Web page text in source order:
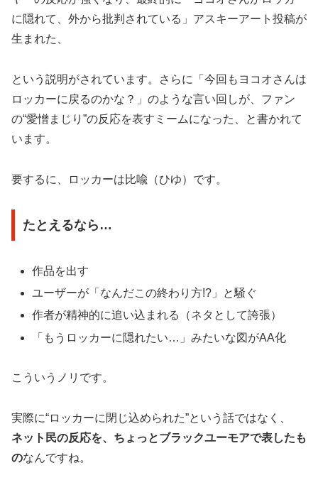
に隠れて、外から批判されている」アスキーアート投稿が
生まれた、
という説明がされています。さらに「今回もヨコオさんは
ロッカーに戻るのかな？」のような言い回しが、ファン
の“愛憎まじり”の反応を表すミームになった、と書かれて
います。
要するに、ロッカーは比喩（ひゆ）です。
たとえるなら…
作品を出す
ユーザーが「なんだこの終わり方!?」と騒ぐ
作者が精神的に追い込まれる（ネタとして誇張）
「もうロッカーに隠れたい…」みたいな図がAA化
こういうノリです。
実際に“ロッカーに閉じ込められた”という話ではなく、
ネット民の反応を、ちょっとブラックユーモアで表したも
のなんですね。